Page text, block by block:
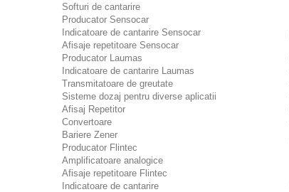
Softuri de cantarire
Producator Sensocar
Indicatoare de cantarire Sensocar
Afisaje repetitoare Sensocar
Producator Laumas
Indicatoare de cantarire Laumas
Transmitatoare de greutate
Sisteme dozaj pentru diverse aplicatii
Afisaj Repetitor
Convertoare
Bariere Zener
Producator Flintec
Amplificatoare analogice
Afisaje repetitoare Flintec
Indicatoare de cantarire